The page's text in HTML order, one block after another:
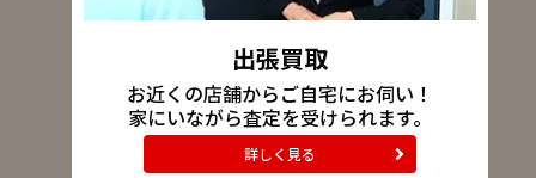
出張買取
お近くの店舗からご自宅にお伺い！
家にいながら査定を受けられます。
詳しく見る